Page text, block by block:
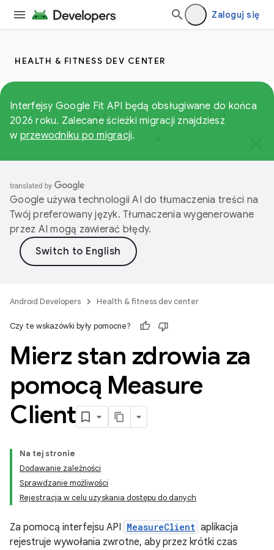
Zaloguj się
HEALTH & FITNESS DEV CENTER
Interfejsy Google Fit API będą obsługiwane do końca
2026 roku. Zalecane ścieżki migracji znajdziesz
w przewodniku po migracji.
Google używa technologii AI do tłumaczenia treści na
Twój preferowany język. Tłumaczenia wygenerowane
przez AI mogą zawierać błędy.
Android Developers Health & fitness dev center
Czy te wskazówki były pomocne?
Mierz stan zdrowia za
pomocą Measure
Client
Na tej stronie
Dodawanie zależności
Sprawdzanie możliwości
Rejestracja w celu uzyskania dostępu do danych
Za pomocą interfejsu API MeasureClient aplikacja
rejestruje wywołania zwrotne, aby przez krótki czas